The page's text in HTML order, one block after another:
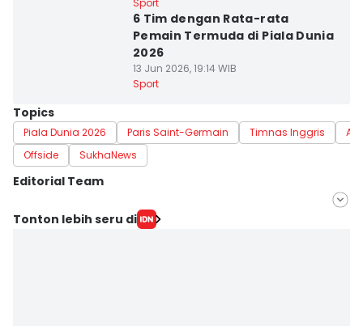
Sport
6 Tim dengan Rata-rata
Pemain Termuda di Piala Dunia
2026
13 Jun 2026, 19:14 WIB
Sport
Topics
Piala Dunia 2026 Paris Saint-Germain Timnas Inggris
Offside
SukhaNews
Editorial Team
Editor
Tonton lebih seru di